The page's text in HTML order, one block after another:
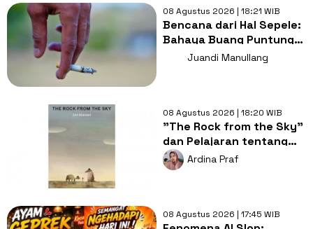
08 Agustus 2026 | 18:21 WIB
Bencana dari Hal Sepele:
Bahaya Buang Puntung
Rokok Sembarangan di
Juandi Manullang
08 Agustus 2026 | 18:20 WIB
"The Rock from the Sky"
dan Pelajaran tentang
Berani Menghadapi
Perubahan
Ardina Praf
08 Agustus 2026 | 17:45 WIB